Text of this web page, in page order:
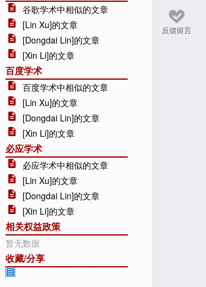
反馈留言
谷歌学术中相似的文章
[Lin Xu]的文章
[Dongdai Lin]的文章
[Xin Li]的文章
百度学术
百度学术中相似的文章
[Lin Xu]的文章
[Dongdai Lin]的文章
[Xin Li]的文章
必应学术
必应学术中相似的文章
[Lin Xu]的文章
[Dongdai Lin]的文章
[Xin Li]的文章
相关权益政策
暂无数据
收藏/分享